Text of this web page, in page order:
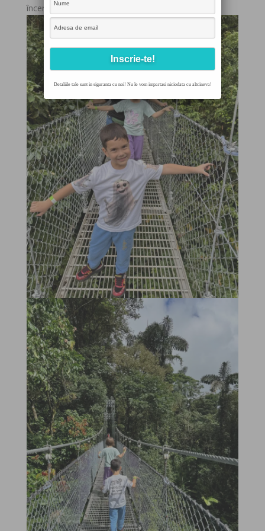
încercam să păstrăm echilibrul.
Detaliile tale sunt in siguranta cu noi! Nu le vom impartasi niciodata cu altcineva!